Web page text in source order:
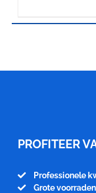
PROFITEER
Professionele
Grote